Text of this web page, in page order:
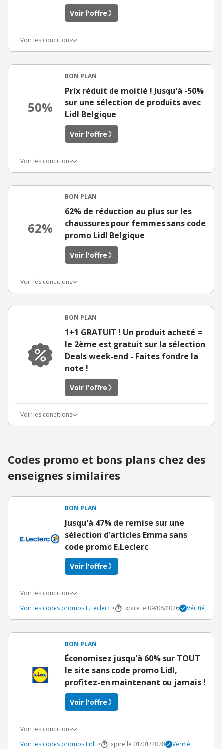
Voir l'offre
Voir les conditions
50%
BON PLAN
Prix réduit de moitié ! Jusqu'à -50%
sur une sélection de produits avec
Lidl Belgique
Voir l'offre
Voir les conditions
62%
BON PLAN
62% de réduction au plus sur les
chaussures pour femmes sans code
promo Lidl Belgique
Voir l'offre
Voir les conditions
BON PLAN
1+1 GRATUIT ! Un produit acheté =
le 2ème est gratuit sur la sélection
Deals week-end - Faites fondre la
note !
Voir l'offre
Voir les conditions
Codes promo et bons plans chez des
enseignes similaires
BON PLAN
Jusqu'à 47% de remise sur une
sélection d'articles Emma sans
code promo E.Leclerc
Voir l'offre
Voir les conditions
Voir les codes promos E.Leclerc >
Expire le 09/08/2026 Vérifié
BON PLAN
Économisez jusqu'à 60% sur TOUT
le site sans code promo Lidl,
profitez-en maintenant ou jamais !
Voir l'offre
Voir les conditions
Voir les codes promos Lidl >
Expire le 01/01/2028 Vérifié